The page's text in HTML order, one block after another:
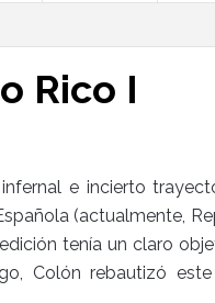
Rico I
e incierto
(actualmente,
tenía un claro
Colón rebautizó